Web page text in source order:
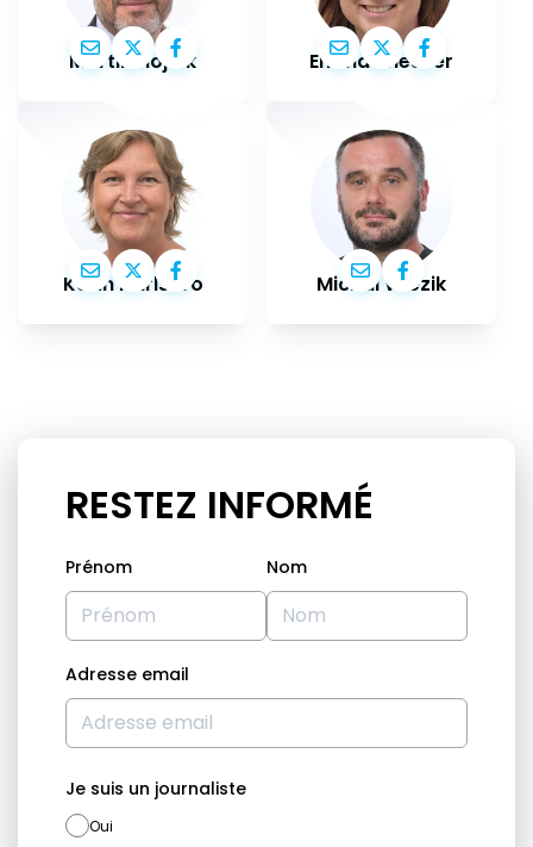
Martin Hojsík Emma Wiesner
Karin Karlsbro Michal Wiezik
RESTEZ INFORMÉ
Prénom Nom
Adresse email
Je suis un journaliste
Oui